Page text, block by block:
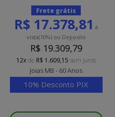
Frete grátis
R$ 17.378,81 à
vista(10%)ou Deposito
R$ 19.309,79
12xde R$ 1.609,15 sem juros
Joias MB - 60 Anos
10% Desconto PIX